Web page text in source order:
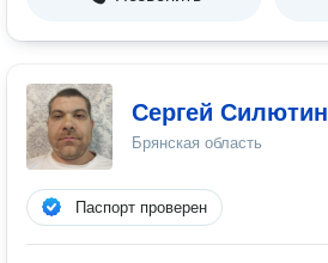
Сергей Силютин
Брянская область
Паспорт проверен